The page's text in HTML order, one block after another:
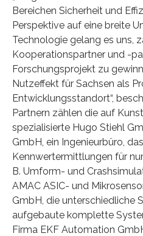
Bereichen Sicherheit und
Perspektive auf eine breite
Technologie gelang es uns,
Kooperationspartner und -
Forschungsprojekt zu
Nutzeffekt für Sachsen als
Entwicklungsstandort“,
Partnern zählen die auf
spezialisierte Hugo Stiehl
GmbH, ein Ingenieurbüro,
Kennwertermittlungen für
B. Umform- und
AMAC ASIC- und
GmbH, die unterschiedliche
aufgebaute komplette
Firma EKF Automation